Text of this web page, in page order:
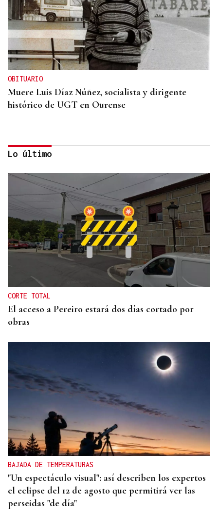
OBITUARIO
Muere Luis Díaz Núñez, socialista y dirigente
histórico de UGT en Ourense
CANEDO
Un herido en la colisión entre dos coches en la
entrada a las termas de Outariz
Lo último
CORTE TOTAL
El acceso a Pereiro estará dos días cortado por
obras
BAJADA DE TEMPERATURAS
"Un espectáculo visual": así describen los expertos
el eclipse del 12 de agosto que permitirá ver las
perseidas "de día"